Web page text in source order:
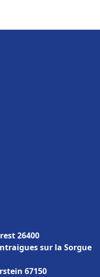
26400
sur la Sorgue
67150